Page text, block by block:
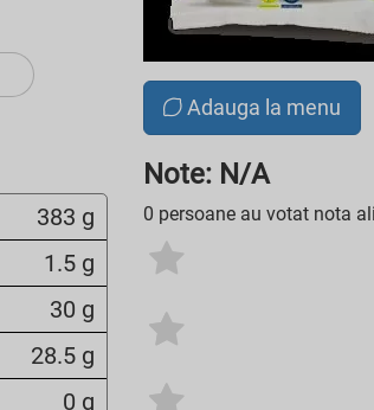
383 g
1.5 g
30 g
28.5 g
0 g
Adauga la menu
Note: N/A
0 persoane au votat nota